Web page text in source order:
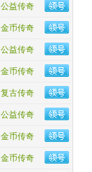
公益传奇
金币传奇
公益传奇
金币传奇
复古传奇
公益传奇
金币传奇
金币传奇